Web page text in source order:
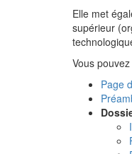
Elle met
supérieur
Vous
Page